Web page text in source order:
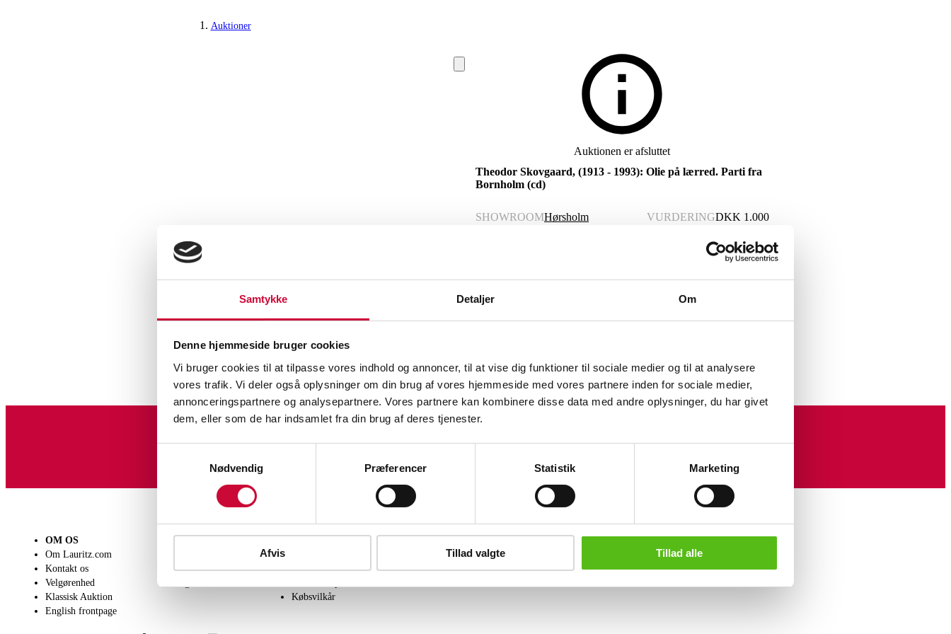
Samtykke Detaljer Om
Denne hjemmeside bruger cookies
Vi bruger cookies til at tilpasse vores indhold og annoncer, til at vise dig funktioner til sociale medier og til at analysere
vores trafik. Vi deler også oplysninger om din brug af vores hjemmeside med vores partnere inden for sociale medier,
annonceringspartnere og analysepartnere. Vores partnere kan kombinere disse data med andre oplysninger, du har givet
dem, eller som de har indsamlet fra din brug af deres tjenester.
Nødvendig
Præferencer Statistik Marketing
Afvis Tillad valgte Tillad alle
Auktioner
Auktionen er afsluttet
Theodor Skovgaard, (1913 - 1993): Olie på lærred. Parti fra
Bornholm (cd)
SHOWROOMHørsholm VURDERINGDKK 1.000
Beskrivelse
Lignende varer
Tilmeld dig vores nyhedsbrev og modtag nyheder samt tilbud direkte i din email.
OM OS
Om Lauritz.com
Kontakt os
Velgørenhed
Klassisk Auktion
English frontpage
Indlevering
Afhentning
Købsvilkår